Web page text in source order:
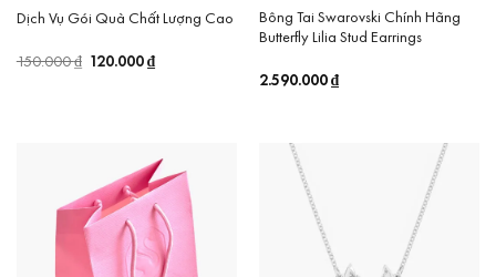
Dịch Vụ Gói Quà Chất Lượng Cao
150.000₫ Giá
120.000₫
Bông Tai Swarovski Chính Hãng
Butterfly Lilia Stud Earrings
2.590.000₫